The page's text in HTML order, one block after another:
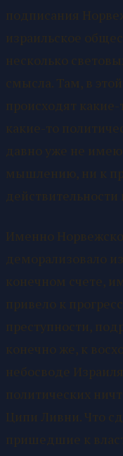
подписания
израильское
несколько
смысла. Там, в
какие-то
мышлению, ни к
действительности
Именно
деморализовало
конечном счете,
привело к
конечно же, к
небосводе
политических
Ципи Ливни. Что
пришедшие к